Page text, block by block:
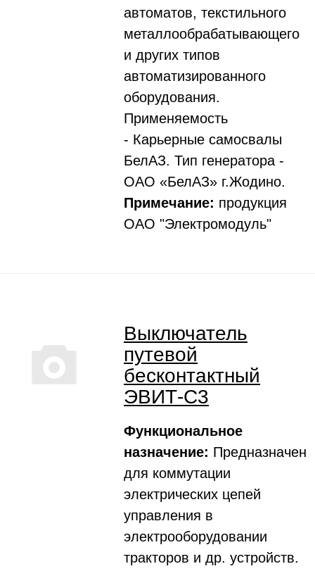
автоматов, текстильного
металлообрабатывающего
и других типов
автоматизированного
оборудования.
Применяемость
- Карьерные самосвалы
БелАЗ. Тип генератора -
ОАО «БелАЗ» г.Жодино.
Примечание: продукция
ОАО "Электромодуль"
Выключатель
путевой
бесконтактный
ЭВИТ-С3
Функциональное
назначение: Предназначен
для коммутации
электрических цепей
управления в
электрооборудовании
тракторов и др. устройств.